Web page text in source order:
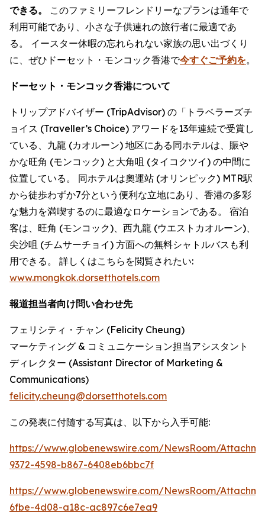
できる。
このファミリーフレンドリーなプランは通年で
利用可能であり、小さな子供連れの旅行者に最適であ
る。 イースター休暇の忘れられない家族の思い出づくり
に、ぜひドーセット・モンコック香港で今すぐご予約を。
ドーセット・モンコック香港について
トリップアドバイザー (TripAdvisor) の「トラベラーズチ
ョイス (Traveller’s Choice) アワードを13年連続で受賞し
ている、九龍 (カオルーン) 地区にある同ホテルは、賑や
かな旺角 (モンコック) と大角咀 (タイコクツイ) の中間に
位置している。 同ホテルは奧運站 (オリンピック) MTR駅
から徒歩わずか7分という便利な立地にあり、香港の多彩
な魅力を満喫するのに最適なロケーションである。 宿泊
客は、旺角 (モンコック)、西九龍 (ウエストカオルーン)、
尖沙咀 (チムサーチョイ) 方面への無料シャトルバスも利
用できる。 詳しくはこちらを閲覧されたい:
www.mongkok.dorsetthotels.com
報道担当者向け問い合わせ先
フェリシティ・チャン (Felicity Cheung)
マーケティング & コミュニケーション担当アシスタント
ディレクター (Assistant Director of Marketing &
Communications)
felicity.cheung@dorsetthotels.com
この発表に付随する写真は、以下から入手可能:
https://www.globenewswire.com/NewsRoom/
9372-4598-b867-6408eb6bbc7f
https://www.globenewswire.com/NewsRoom/
6fbe-4d08-a18c-ac897c6e7ea9